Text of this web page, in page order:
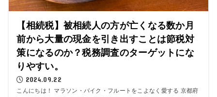
【相続税】被相続人の方が亡くなる数か月
前から大量の現金を引き出すことは節税対
策になるのか？税務調査のターゲットにな
りやすい。
2024.09.22
こんにちは！ マラソン・バイク・フルートをこよなく愛する 京都府